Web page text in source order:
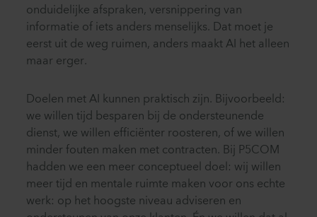
onduidelijke afspraken, versnippering van
informatie of iets anders menselijks. Dat moet je
eerst uit de weg ruimen, anders maakt AI het alleen
maar erger.
Doelen met AI kunnen praktisch zijn. Bijvoorbeeld:
we willen tijd besparen bij de ondersteunende
dienst, we willen efficiënter roosteren, of we willen
minder fouten maken met contracten. Bij P5COM
hadden we een meer conceptueel doel: wij willen
meer tijd en mentale ruimte maken voor ons echte
werk: op het hoogste niveau adviseren en